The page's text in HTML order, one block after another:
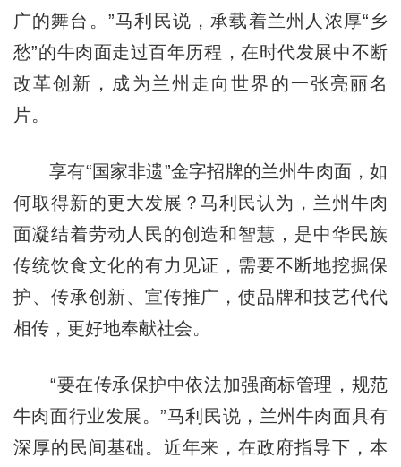
广的舞台。”马利民说，承载着兰州人浓厚“乡
愁”的牛肉面走过百年历程，在时代发展中不断
改革创新，成为兰州走向世界的一张亮丽名
片。
享有“国家非遗”金字招牌的兰州牛肉面，如
何取得新的更大发展？马利民认为，兰州牛肉
面凝结着劳动人民的创造和智慧，是中华民族
传统饮食文化的有力见证，需要不断地挖掘保
护、传承创新、宣传推广，使品牌和技艺代代
相传，更好地奉献社会。
“要在传承保护中依法加强商标管理，规范
牛肉面行业发展。”马利民说，兰州牛肉面具有
深厚的民间基础。近年来，在政府指导下，本